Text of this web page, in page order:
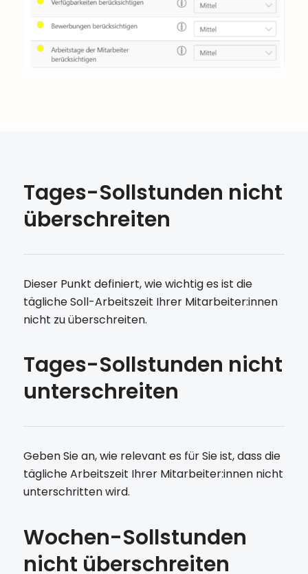
Tages-Sollstunden nicht
überschreiten
Dieser Punkt definiert, wie wichtig es ist die
tägliche Soll-Arbeitszeit Ihrer Mitarbeiter:innen
nicht zu überschreiten.
Tages-Sollstunden nicht
unterschreiten
Geben Sie an, wie relevant es für Sie ist, dass die
tägliche Arbeitszeit Ihrer Mitarbeiter:innen nicht
unterschritten wird.
Wochen-Sollstunden
nicht überschreiten